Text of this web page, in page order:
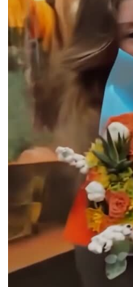
güzelleştirecek, şık ve
aranjman, evde her
Romantik Akşamlar:
için masa süslemesi
Gecenize estetik ve
Bakım İpuçları
Çiçek buketinizi/
iplerini çözün.
yaprakları temizleyin
tutarak kesin. Çiçekleri
vazoya oda
kadar gelecek şekilde
çiçek besini eklemeyi
ışığından, rüzgardan
gibi) uzak tutun. Su
her su değişiminde
klorsuz ve dinlenmiş su
uzatmanızı